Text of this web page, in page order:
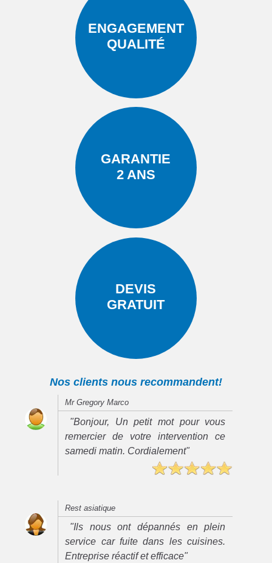
ENGAGEMENT
QUALITÉ
GARANTIE
2 ANS
DEVIS
GRATUIT
Nos clients nous recommandent!
Mr Gregory Marco
"Bonjour, Un petit mot pour vous
remercier de votre intervention ce
samedi matin. Cordialement"
Rest asiatique
"Ils nous ont dépannés en plein
service car fuite dans les cuisines.
Entreprise réactif et efficace"